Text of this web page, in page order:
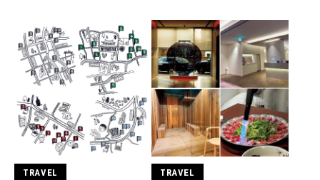
TRAVEL TRAVEL